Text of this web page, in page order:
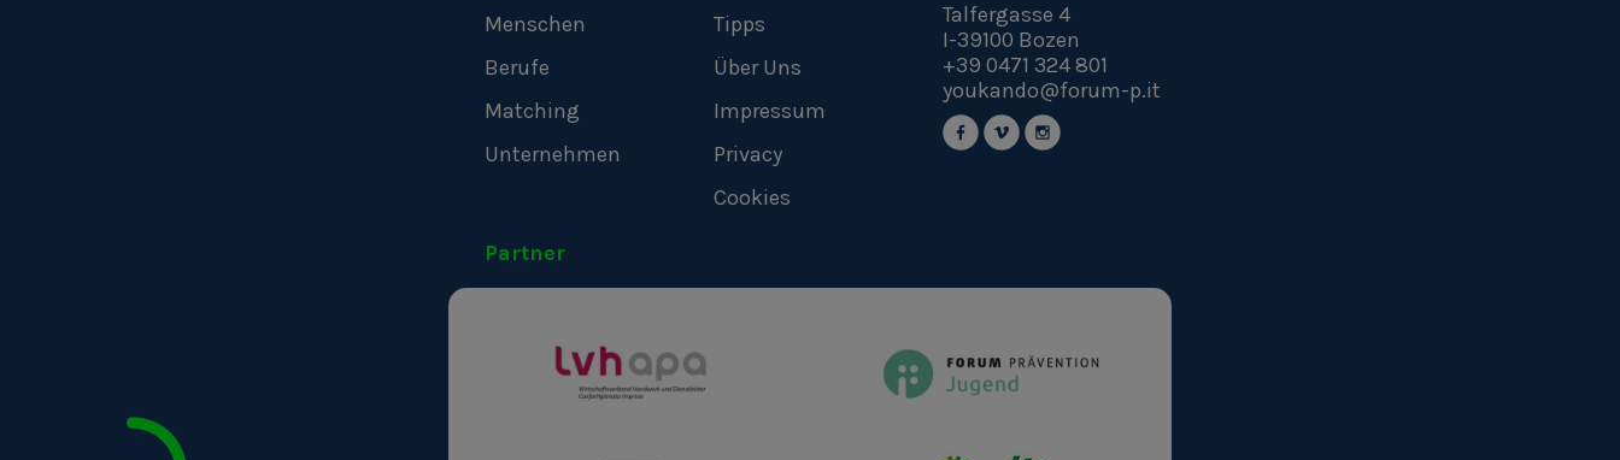
Menschen
Berufe
Matching
Unternehmen
Tipps
Über Uns
Impressum
Privacy
Cookies
Talfergasse 4
I-39100 Bozen
+39 0471 324 801
youkando@forum-p.it
Partner